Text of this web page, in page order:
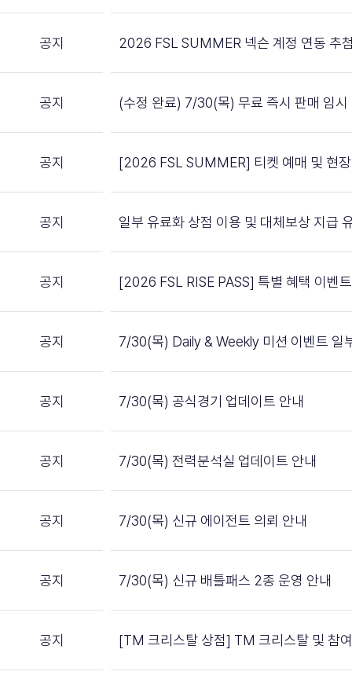
공지 2026 FSL SUMMER 넥슨 계정 연동 추
공지 (수정 완료) 7/30(목) 무료 즉시 판매 임시
공지 [2026 FSL SUMMER] 티켓 예매 및 현
공지 일부 유료화 상점 이용 및 대체보상 지급
공지 [2026 FSL RISE PASS] 특별 혜택 이벤
공지 7/30(목) Daily & Weekly 미션 이벤트 일
공지 7/30(목) 공식경기 업데이트 안내
공지 7/30(목) 전력분석실 업데이트 안내
공지 7/30(목) 신규 에이전트 의뢰 안내
공지 7/30(목) 신규 배틀패스 2종 운영 안내
공지 [TM 크리스탈 상점] TM 크리스탈 및 참